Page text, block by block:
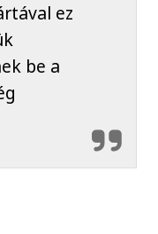
ez
be a